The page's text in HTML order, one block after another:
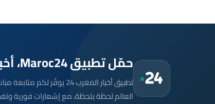
حمّل تطبيق Maroc24، أخبار المغرب تصلك أولاً
تطبيق أخبار المغرب 24
العالم لحظة بلحظة، مع إشعارات فورية